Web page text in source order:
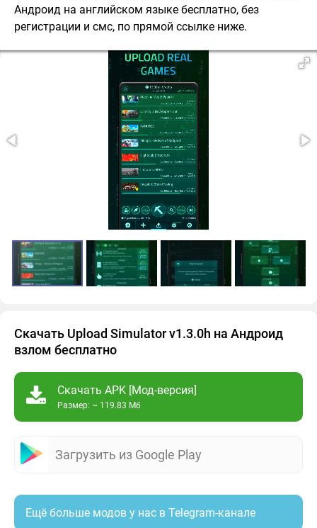
Андроид на английском языке бесплатно, без
регистрации и смс, по прямой ссылке ниже.
Скачать Upload Simulator v1.3.0h на Андроид
взлом бесплатно
Скачать APK [Мод-версия]
Размер: ~ 119.83 Мб
Загрузить из Google Play
Ещё больше модов у нас в Telegram-канале